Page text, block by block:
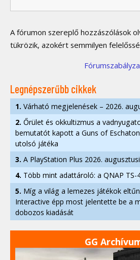
A fórumon szereplő hozzászólások
tükrözik, azokért semmilyen
Legnépszerűbb cikkek
1. Várható megjelenések – 2026.
2. Őrület és okkultizmus a
bemutatót kapott a Guns of
utolsó játéka
3. A PlayStation Plus 2026.
4. Több mint adattároló: a QNAP TS-
5. Míg a világ a lemezes játékok
Interactive épp most jelentette be a
dobozos kiadását
GG